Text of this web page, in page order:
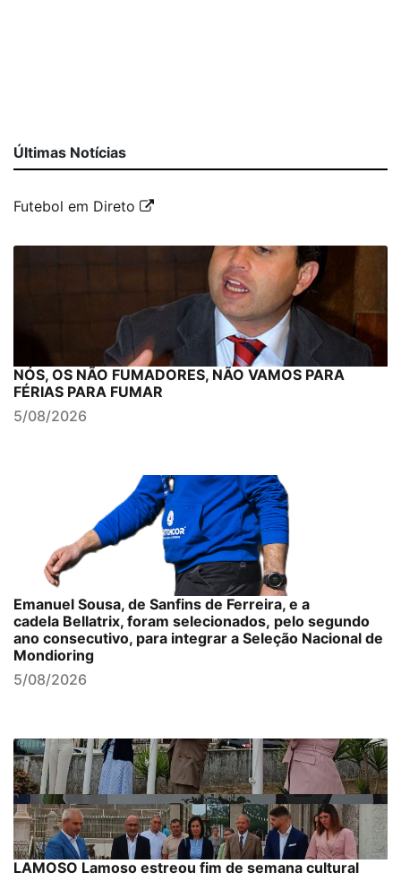
Últimas Notícias
Futebol em Direto
NÓS, OS NÃO FUMADORES, NÃO VAMOS PARA
FÉRIAS PARA FUMAR
5/08/2026
Emanuel Sousa, de Sanfins de Ferreira, e a
cadela Bellatrix, foram selecionados, pelo segundo
ano consecutivo, para integrar a Seleção Nacional de
Mondioring
5/08/2026
LAMOSO Lamoso estreou fim de semana cultural